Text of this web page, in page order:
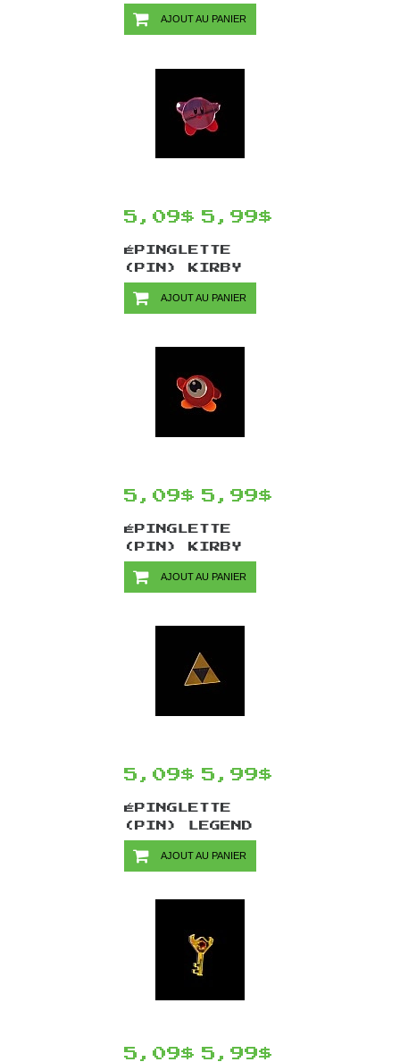
PAR CHINOOK
CRAFTS - SEIKAH
AJOUT AU PANIER
5,09$ 5,99$
ÉPINGLETTE
(PIN) KIRBY
PAR CHINOOK
CRAFTS - KIRBY
AJOUT AU PANIER
5,09$ 5,99$
ÉPINGLETTE
(PIN) KIRBY
PAR CHINOOK
CRAFTS -
AJOUT AU PANIER
5,09$ 5,99$
ÉPINGLETTE
(PIN) LEGEND
OF ZELDA PAR
CHINOOK CRAFTS
AJOUT AU PANIER
5,09$ 5,99$